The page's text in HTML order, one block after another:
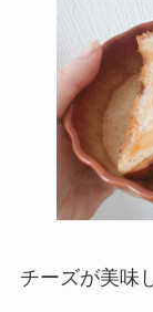
チーズが美味